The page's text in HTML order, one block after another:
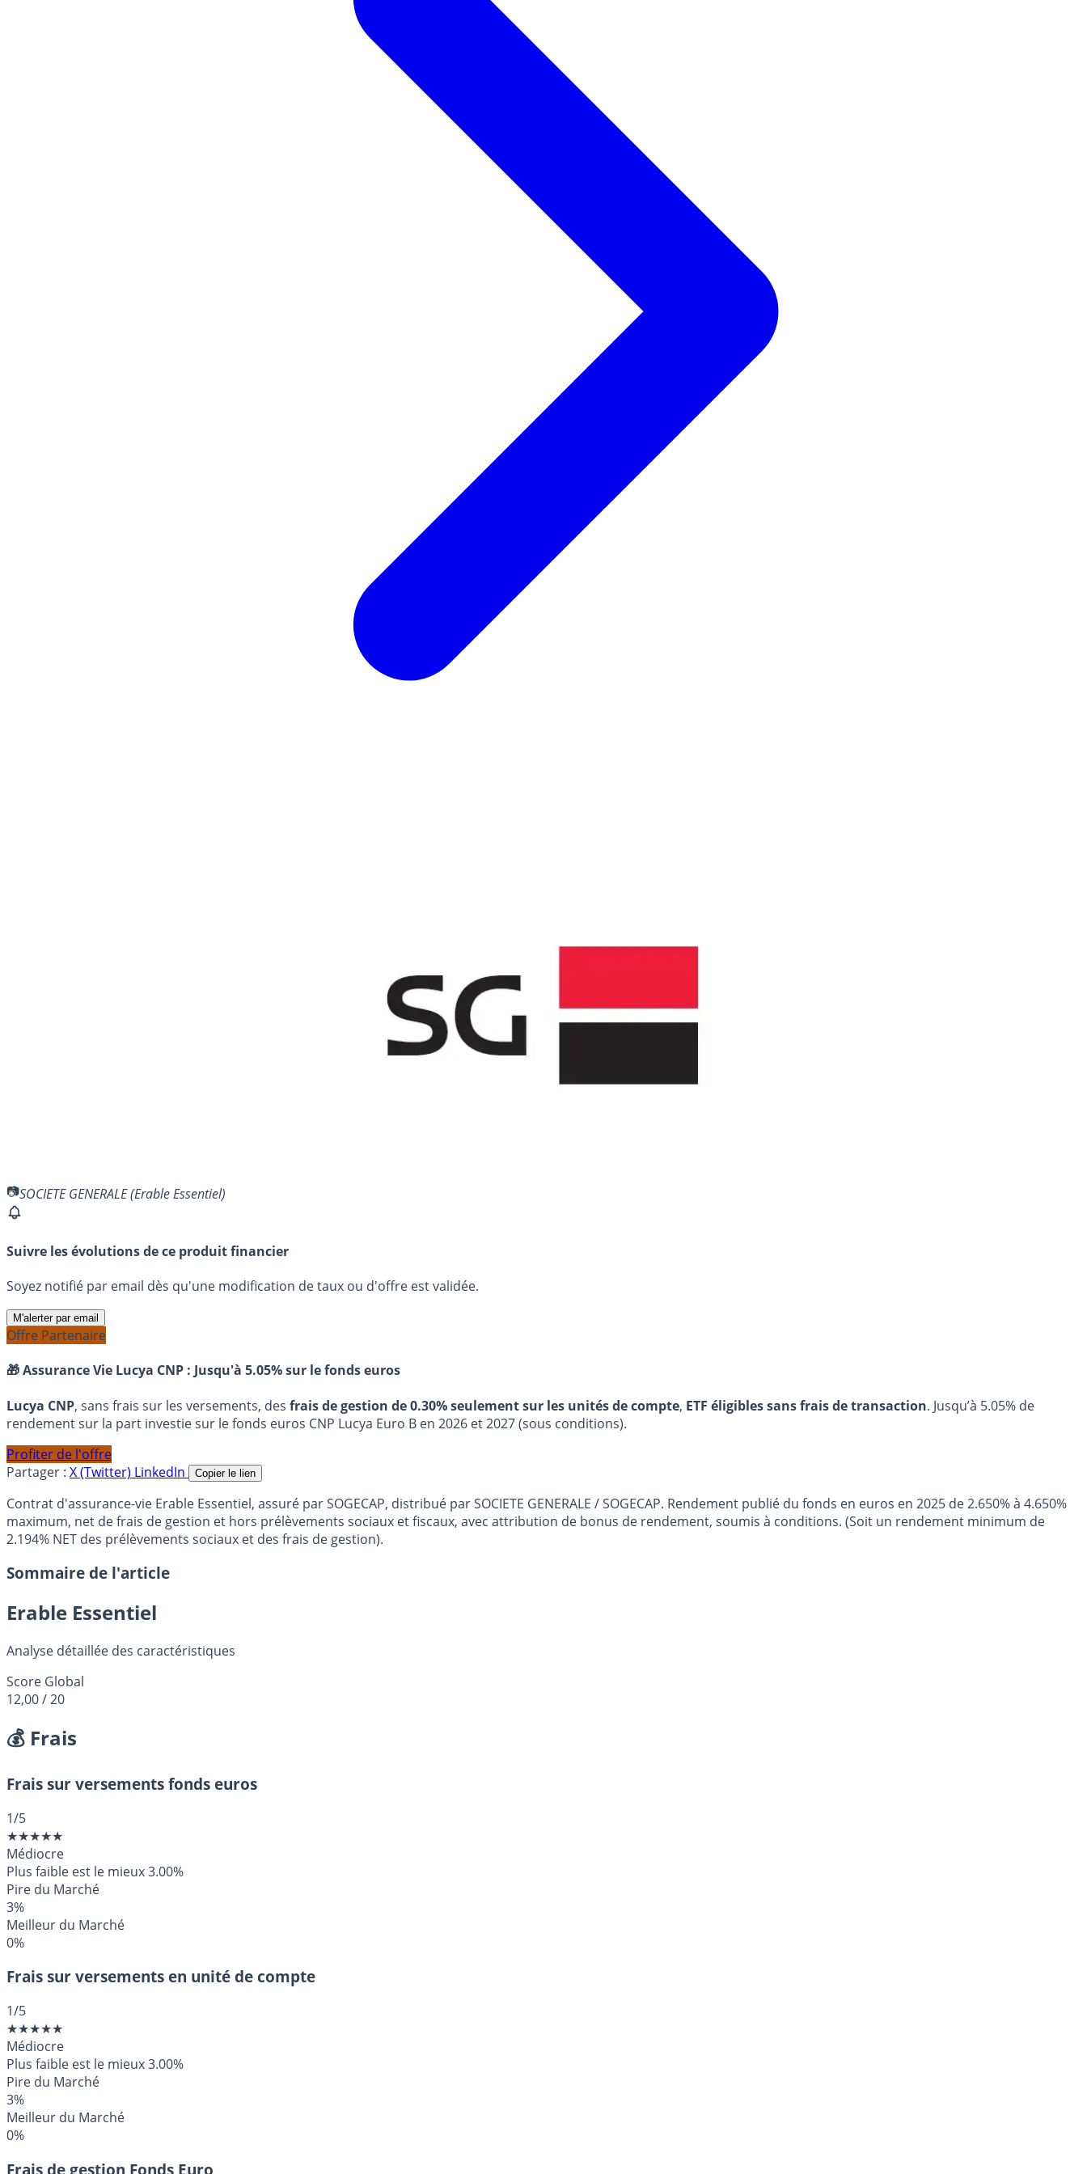
SOCIETE GENERALE (Erable Essentiel)
Suivre les évolutions de ce produit financier
Soyez notifié par email dès qu'une modification de taux ou d'offre est validée.
M'alerter par email
Offre Partenaire
🎁 Assurance Vie Lucya CNP : Jusqu'à 5.05% sur le fonds euros
Lucya CNP, sans frais sur les versements, des frais de gestion de 0.30% seulement sur les unités de compte, ETF éligibles sans frais de transaction. Jusqu’à 5.05% de
rendement sur la part investie sur le fonds euros CNP Lucya Euro B en 2026 et 2027 (sous conditions).
Profiter de l'offre
Partager : X (Twitter) LinkedIn Copier le lien
Contrat d'assurance-vie Erable Essentiel, assuré par SOGECAP, distribué par SOCIETE GENERALE / SOGECAP. Rendement publié du fonds en euros en 2025 de 2.650% à 4.650%
maximum, net de frais de gestion et hors prélèvements sociaux et fiscaux, avec attribution de bonus de rendement, soumis à conditions. (Soit un rendement minimum de
2.194% NET des prélèvements sociaux et des frais de gestion).
Sommaire de l'article
Erable Essentiel
Analyse détaillée des caractéristiques
Score Global
12,00/ 20
💰 Frais
Frais sur versements fonds euros
1/5
★★★★★
Médiocre
Plus faible est le mieux3.00%
Pire du Marché
3%
Meilleur du Marché
0%
Frais sur versements en unité de compte
1/5
★★★★★
Médiocre
Plus faible est le mieux3.00%
Pire du Marché
3%
Meilleur du Marché
0%
Frais de gestion Fonds Euro